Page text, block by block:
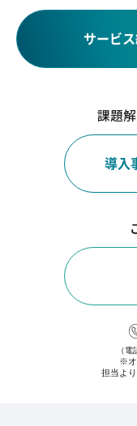
サービ
課題
導入
（
※オ
担当よ